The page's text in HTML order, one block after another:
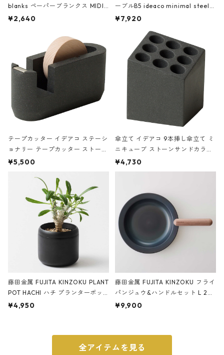
blanks ペーパーブランクス MIDI
ハードカバー 罫線 ヴァン・ゴッホ
¥2,640
ーブルB5 ideaco minimal steel f
urniture WALL Table B5 ネイビー
¥7,920
テープカッター イデアコ ステーシ
ョナリー テープカッター ストーン
サンドカラー 石調 ideaco Station
¥5,500
傘立て イデアコ 9本挿し傘立て ミ
ニキューブ ストーンサンドカラー
石調 ideaco Umbrella Stand CUB
E ストーンサンドブラック
¥4,730
藤田金属 FUJITA KINZOKU PLANT
POT HACHI ハチ プランターポッ
ト 3号 ブラック
¥4,950
藤田金属 FUJITA KINZOKU フライ
パンジュウ&ハンドルセット L 24c
m ガス火・IH対応 鉄フライパン
¥9,900
全アイテムを見る